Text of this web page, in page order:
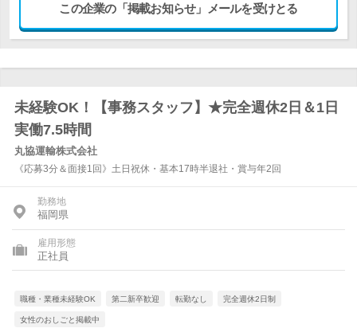
この企業の「掲載お知らせ」メールを受けとる
未経験OK！【事務スタッフ】★完全週休2日＆1日
実働7.5時間
丸協運輸株式会社
《応募3分＆面接1回》土日祝休・基本17時半退社・賞与年2回
勤務地
福岡県
雇用形態
正社員
職種・業種未経験OK 第二新卒歓迎 転勤なし 完全週休2日制
女性のおしごと掲載中